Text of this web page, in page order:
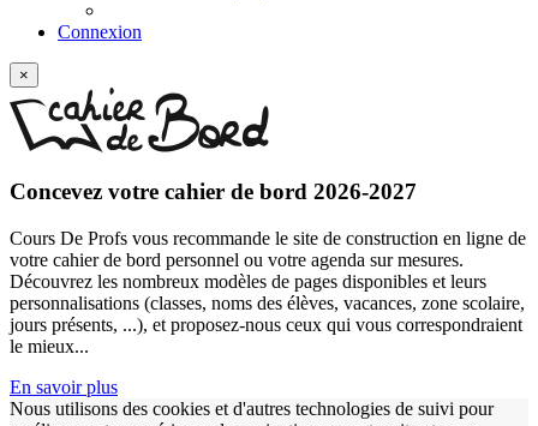
Connexion
×
Concevez votre cahier de bord 2026-2027
Cours De Profs vous recommande le site de construction en ligne de
votre cahier de bord personnel ou votre agenda sur mesures.
Découvrez les nombreux modèles de pages disponibles et leurs
personnalisations (classes, noms des élèves, vacances, zone scolaire,
jours présents, ...), et proposez-nous ceux qui vous correspondraient
le mieux...
En savoir plus
Nous utilisons des cookies et d'autres technologies de suivi pour